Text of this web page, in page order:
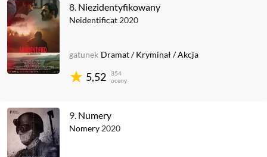
8. Niezidentyfikowany
Neidentificat 2020
5,52
354
oceny
gatunek Dramat/Kryminał /Akcja
9. Numery
Nomery 2020